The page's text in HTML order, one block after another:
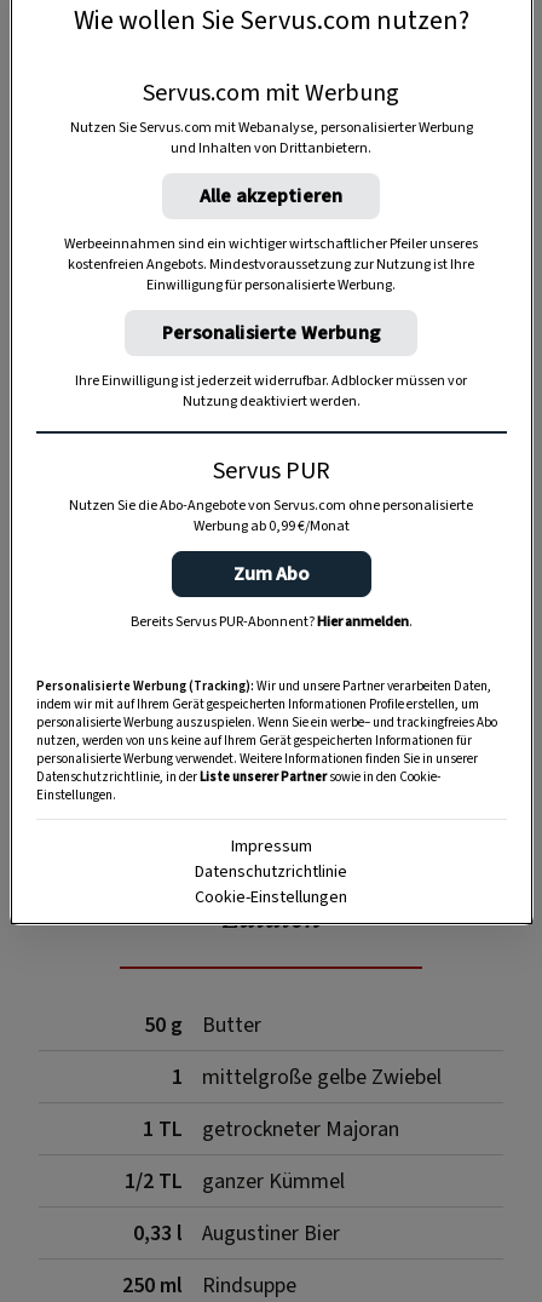
Anzeige
SPEICHERN DRUCKEN
Zutaten
50 g
Butter
1
mittelgroße gelbe Zwiebel
1 TL
getrockneter Majoran
1/2 TL
ganzer Kümmel
0,33 l
Augustiner Bier
250 ml
Rindsuppe
Wie wollen Sie Servus.com nutzen?
Servus.com mit Werbung
Nutzen Sie Servus.com mit Webanalyse, personalisierter Werbung
und Inhalten von Drittanbietern.
Alle akzeptieren
Werbeeinnahmen sind ein wichtiger wirtschaftlicher Pfeiler unseres
kostenfreien Angebots. Mindestvoraussetzung zur Nutzung ist Ihre
Einwilligung für personalisierte Werbung.
Personalisierte Werbung
Ihre Einwilligung ist jederzeit widerrufbar. Adblocker müssen vor
Nutzung deaktiviert werden.
Servus PUR
Nutzen Sie die Abo-Angebote von Servus.com ohne personalisierte
Werbung ab 0,99 €/Monat
Zum Abo
Bereits Servus PUR-Abonnent?Hier anmelden.
Personalisierte Werbung (Tracking): Wir und unsere Partner verarbeiten Daten,
indem wir mit auf Ihrem Gerät gespeicherten Informationen Profile erstellen, um
personalisierte Werbung auszuspielen. Wenn Sie ein werbe– und trackingfreies Abo
nutzen, werden von uns keine auf Ihrem Gerät gespeicherten Informationen für
personalisierte Werbung verwendet. Weitere Informationen finden Sie in unserer
Datenschutzrichtlinie, in derListe unserer Partnersowie in den Cookie-
Einstellungen.
Impressum
Datenschutzrichtlinie
Cookie-Einstellungen